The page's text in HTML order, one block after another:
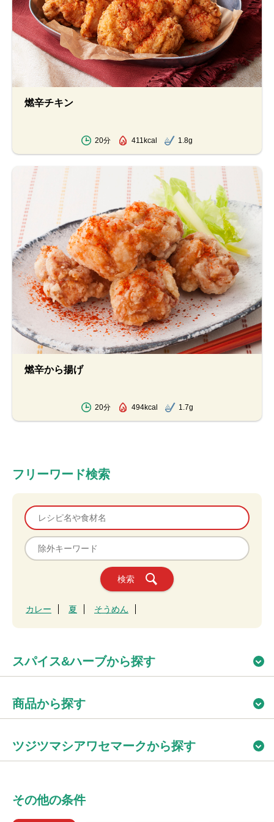
燃辛チキン
20分 411kcal 1.8g
燃辛から揚げ
20分 494kcal 1.7g
フリーワード検索
検索
カレー 夏 そうめん
スパイス&ハーブから探す
商品から探す
ツジツマシアワセマークから探す
その他の条件